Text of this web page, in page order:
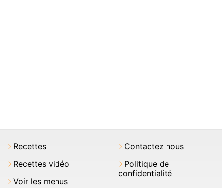
Recettes
Recettes vidéo
Voir les menus
Contactez nous
Politique de
confidentialité